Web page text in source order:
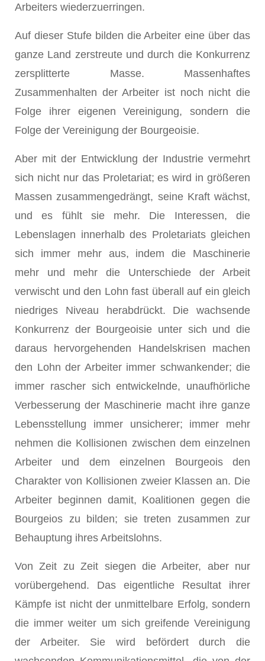
Arbeiters wiederzuerringen.
Auf dieser Stufe bilden die Arbeiter eine über das
ganze Land zerstreute und durch die Konkurrenz
zersplitterte Masse. Massenhaftes
Zusammenhalten der Arbeiter ist noch nicht die
Folge ihrer eigenen Vereinigung, sondern die
Folge der Vereinigung der Bourgeoisie.
Aber mit der Entwicklung der Industrie vermehrt
sich nicht nur das Proletariat; es wird in größeren
Massen zusammengedrängt, seine Kraft wächst,
und es fühlt sie mehr. Die Interessen, die
Lebenslagen innerhalb des Proletariats gleichen
sich immer mehr aus, indem die Maschinerie
mehr und mehr die Unterschiede der Arbeit
verwischt und den Lohn fast überall auf ein gleich
niedriges Niveau herabdrückt. Die wachsende
Konkurrenz der Bourgeoisie unter sich und die
daraus hervorgehenden Handelskrisen machen
den Lohn der Arbeiter immer schwankender; die
immer rascher sich entwickelnde, unaufhörliche
Verbesserung der Maschinerie macht ihre ganze
Lebensstellung immer unsicherer; immer mehr
nehmen die Kollisionen zwischen dem einzelnen
Arbeiter und dem einzelnen Bourgeois den
Charakter von Kollisionen zweier Klassen an. Die
Arbeiter beginnen damit, Koalitionen gegen die
Bourgeios zu bilden; sie treten zusammen zur
Behauptung ihres Arbeitslohns.
Von Zeit zu Zeit siegen die Arbeiter, aber nur
vorübergehend. Das eigentliche Resultat ihrer
Kämpfe ist nicht der unmittelbare Erfolg, sondern
die immer weiter um sich greifende Vereinigung
der Arbeiter. Sie wird befördert durch die